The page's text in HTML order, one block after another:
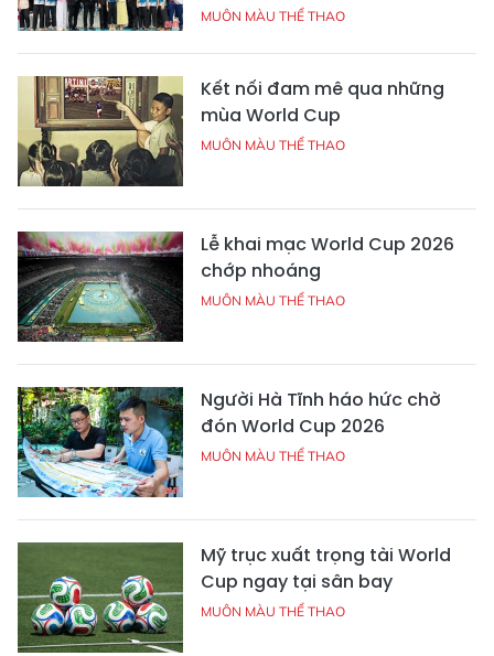
MUÔN MÀU THỂ THAO
Kết nối đam mê qua những
mùa World Cup
MUÔN MÀU THỂ THAO
Lễ khai mạc World Cup 2026
chớp nhoáng
MUÔN MÀU THỂ THAO
Người Hà Tĩnh háo hức chờ
đón World Cup 2026
MUÔN MÀU THỂ THAO
Mỹ trục xuất trọng tài World
Cup ngay tại sân bay
MUÔN MÀU THỂ THAO